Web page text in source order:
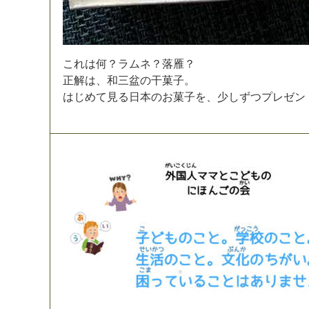
こ れは何 ？ ラ ムネ ？ 落雁 ？
正解は 和三盆の干菓子。
は じめて 見る 日 本のお菓子を 少しずつプレゼン